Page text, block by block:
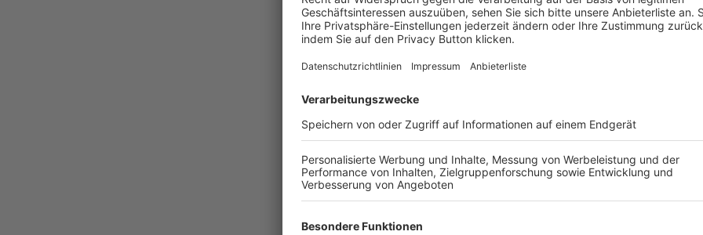
BFV-Widget generieren
Widget auf Ihre Website?